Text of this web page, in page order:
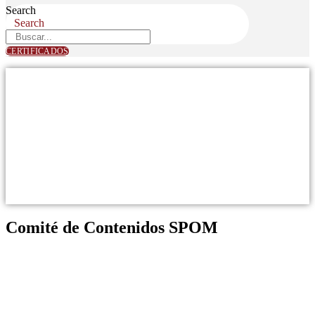
Search
Search
CERTIFICADOS
Comité de Contenidos SPOM